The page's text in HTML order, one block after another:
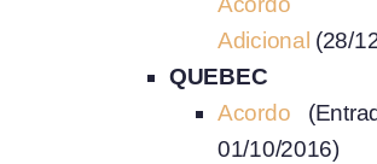
Adicional (28/
QUEBEC
Acordo
01/10/2016)